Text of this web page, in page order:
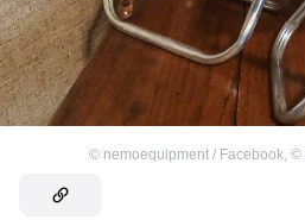
© nemoequipment / Facebook, ©